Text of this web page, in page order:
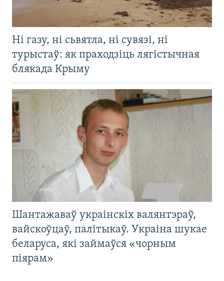
Ні газу, ні сьвятла, ні сувязі, ні
турыстаў: як праходзіць лягістычная
блякада Крыму
Шантажаваў украінскіх валянтэраў,
вайскоўцаў, палітыкаў. Украіна шукае
беларуса, які займаўся «чорным
піярам»